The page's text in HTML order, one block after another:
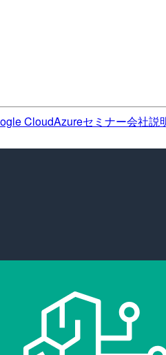
CloudAzureセミナー会社説